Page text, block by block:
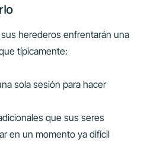
sus herederos enfrentarán una
típicamente:
sola sesión para hacer
que sus seres
en un momento ya difícil